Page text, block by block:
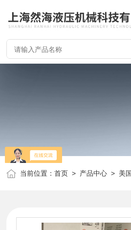
当前位置：首页 > 产品中心 > 美